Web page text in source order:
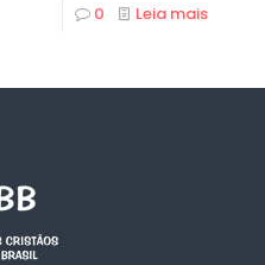
0 Leia mais